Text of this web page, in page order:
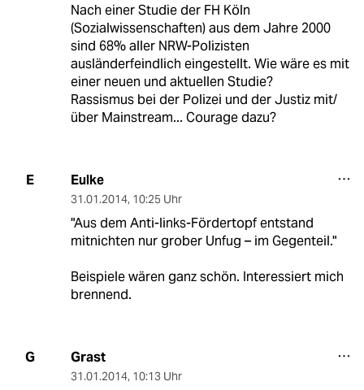
Nach einer Studie der FH Köln
(Sozialwissenschaften) aus dem Jahre 2000
sind 68% aller NRW-Polizisten
ausländerfeindlich eingestellt. Wie wäre es mit
einer neuen und aktuellen Studie?
Rassismus bei der Polizei und der Justiz mit/
über Mainstream... Courage dazu?
E Eulke
31.01.2014, 10:25 Uhr
"Aus dem Anti-links-Fördertopf entstand
mitnichten nur grober Unfug – im Gegenteil."
Beispiele wären ganz schön. Interessiert mich
brennend.
G Grast
31.01.2014, 10:13 Uhr